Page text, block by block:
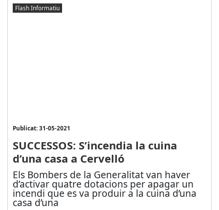
Flash Informatiu
Publicat: 31-05-2021
SUCCESSOS: S’incendia la cuina
d’una casa a Cervelló
Els Bombers de la Generalitat van haver
d’activar quatre dotacions per apagar un
incendi que es va produir a la cuina d’una
casa d’una